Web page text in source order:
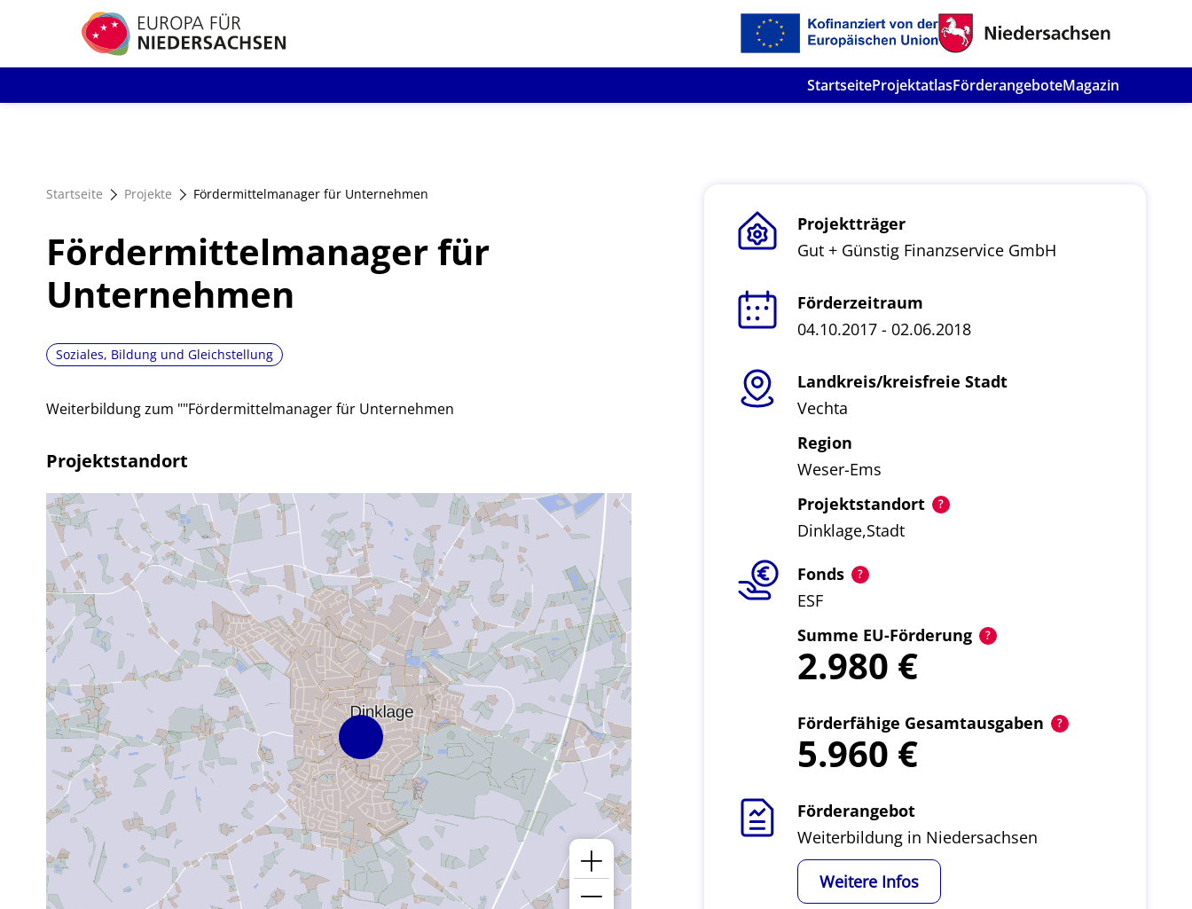
StartseiteProjektatlasFörderangeboteMagazin
Startseite Projekte Fördermittelmanager für Unternehmen
Fördermittelmanager für
Unternehmen
Soziales, Bildung und Gleichstellung
Weiterbildung zum ""Fördermittelmanager für Unternehmen
Projektstandort
Projektträger
Gut + Günstig Finanzservice GmbH
Förderzeitraum
04.10.2017 - 02.06.2018
Landkreis/kreisfreie Stadt
Vechta
Region
Weser-Ems
Projektstandort
Dinklage,Stadt
Fonds
ESF
Summe EU-Förderung
2.980
Förderfähige Gesamtausgaben
5.960
Förderangebot
Weiterbildung in Niedersachsen
Weitere Infos